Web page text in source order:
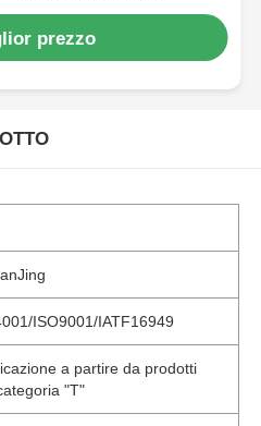
prezzo
ISO9001/IATF16949
a partire da prodotti
"T"